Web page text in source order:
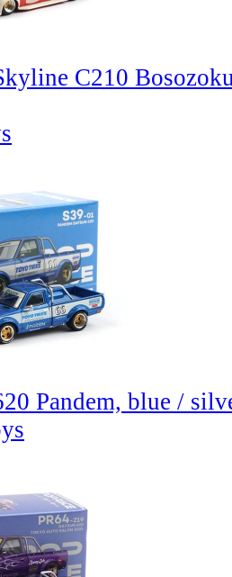
C210
Pandem, blue /